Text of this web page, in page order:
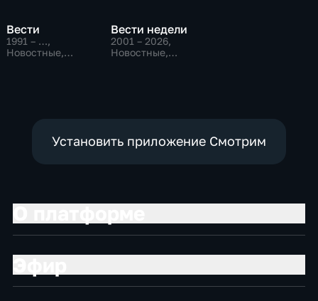
Вести
1991 – …,
Новостные,
Вести недели
2001 – 2026,
Новостные,
Установить приложение Смотрим